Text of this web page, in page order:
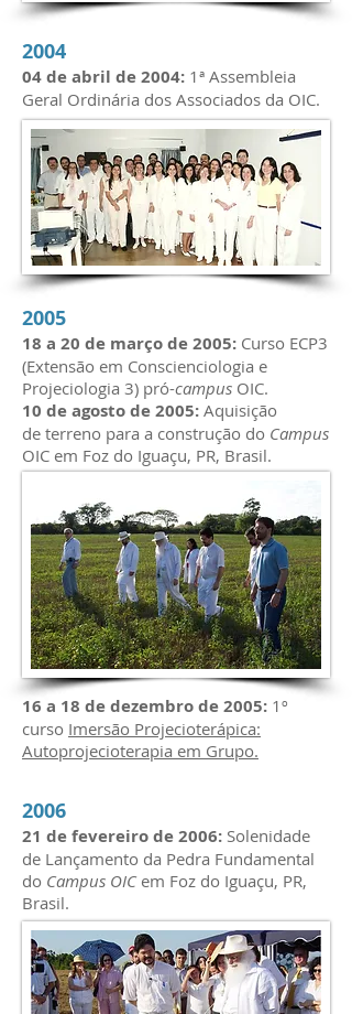
2004
04 de abril de 2004: 1ª Assembleia
Geral Ordinária dos Associados da OIC.
2005
18 a 20 de março de 2005: Curso ECP3
(Extensão em Conscienciologia e
Projeciologia 3) pró-campus OIC.
10 de agosto de 2005: Aquisição
de terreno para a construção do Campus
OIC em Foz do Iguaçu, PR, Brasil.
16 a 18 de dezembro de 2005: 1º
curso Imersão Projecioterápica:
Autoprojecioterapia em Grupo.
2006
21 de fevereiro de 2006: Solenidade
de Lançamento da Pedra Fundamental
do Campus OICem Foz do Iguaçu, PR,
Brasil.